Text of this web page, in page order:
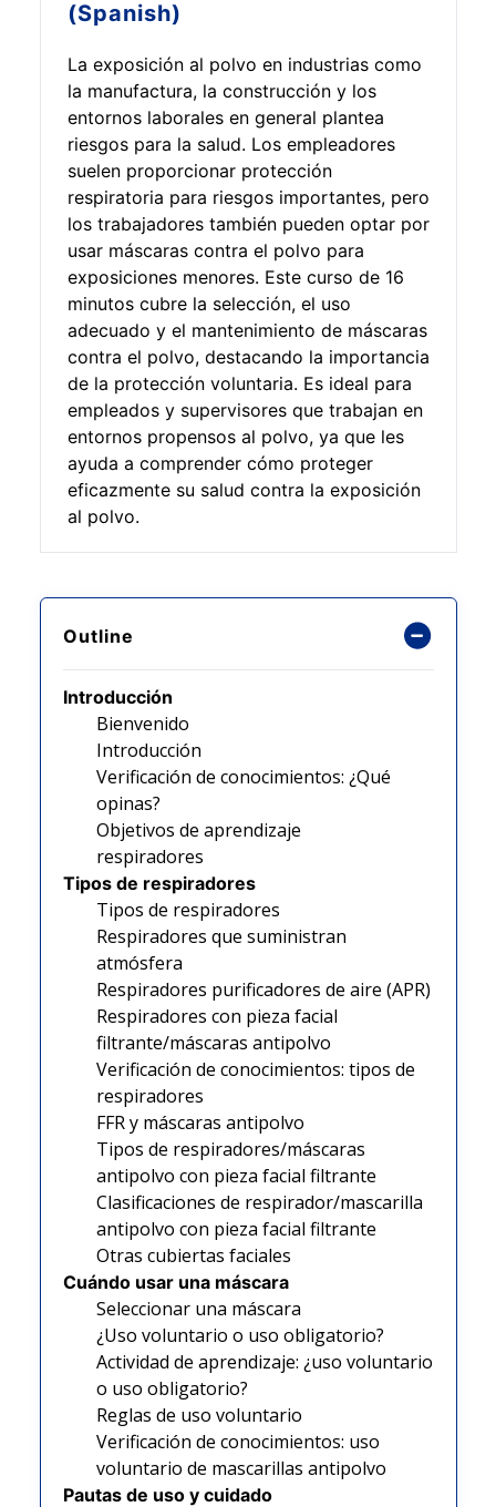
(Spanish)
La exposición al polvo en industrias como
la manufactura, la construcción y los
entornos laborales en general plantea
riesgos para la salud. Los empleadores
suelen proporcionar protección
respiratoria para riesgos importantes, pero
los trabajadores también pueden optar por
usar máscaras contra el polvo para
exposiciones menores. Este curso de 16
minutos cubre la selección, el uso
adecuado y el mantenimiento de máscaras
contra el polvo, destacando la importancia
de la protección voluntaria. Es ideal para
empleados y supervisores que trabajan en
entornos propensos al polvo, ya que les
ayuda a comprender cómo proteger
eficazmente su salud contra la exposición
al polvo.
Outline
Introducción
Bienvenido
Introducción
Verificación de conocimientos: ¿Qué
opinas?
Objetivos de aprendizaje
respiradores
Tipos de respiradores
Tipos de respiradores
Respiradores que suministran
atmósfera
Respiradores purificadores de aire (APR)
Respiradores con pieza facial
filtrante/máscaras antipolvo
Verificación de conocimientos: tipos de
respiradores
FFR y máscaras antipolvo
Tipos de respiradores/máscaras
antipolvo con pieza facial filtrante
Clasificaciones de respirador/mascarilla
antipolvo con pieza facial filtrante
Otras cubiertas faciales
Cuándo usar una máscara
Seleccionar una máscara
¿Uso voluntario o uso obligatorio?
Actividad de aprendizaje: ¿uso voluntario
o uso obligatorio?
Reglas de uso voluntario
Verificación de conocimientos: uso
voluntario de mascarillas antipolvo
Pautas de uso y cuidado